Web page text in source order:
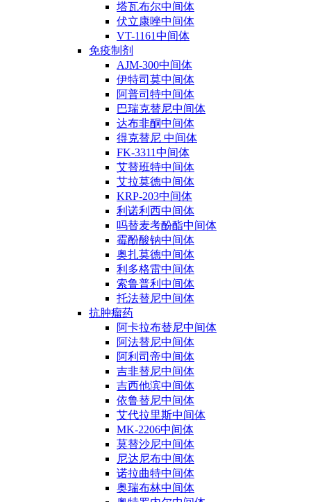
塔瓦布尔中间体
伏立康唑中间体
VT-1161中间体
免疫制剂
AJM-300中间体
伊特司莫中间体
阿普司特中间体
巴瑞克替尼中间体
达布非酮中间体
得克替尼 中间体
FK-3311中间体
艾替班特中间体
艾拉莫德中间体
KRP-203中间体
利诺利西中间体
吗替麦考酚酯中间体
霉酚酸钠中间体
奥扎莫德中间体
利多格雷中间体
索鲁普利中间体
托法替尼中间体
抗肿瘤药
阿卡拉布替尼中间体
阿法替尼中间体
阿利司帝中间体
吉非替尼中间体
吉西他滨中间体
依鲁替尼中间体
艾代拉里斯中间体
MK-2206中间体
莫替沙尼中间体
尼达尼布中间体
诺拉曲特中间体
奥瑞布林中间体